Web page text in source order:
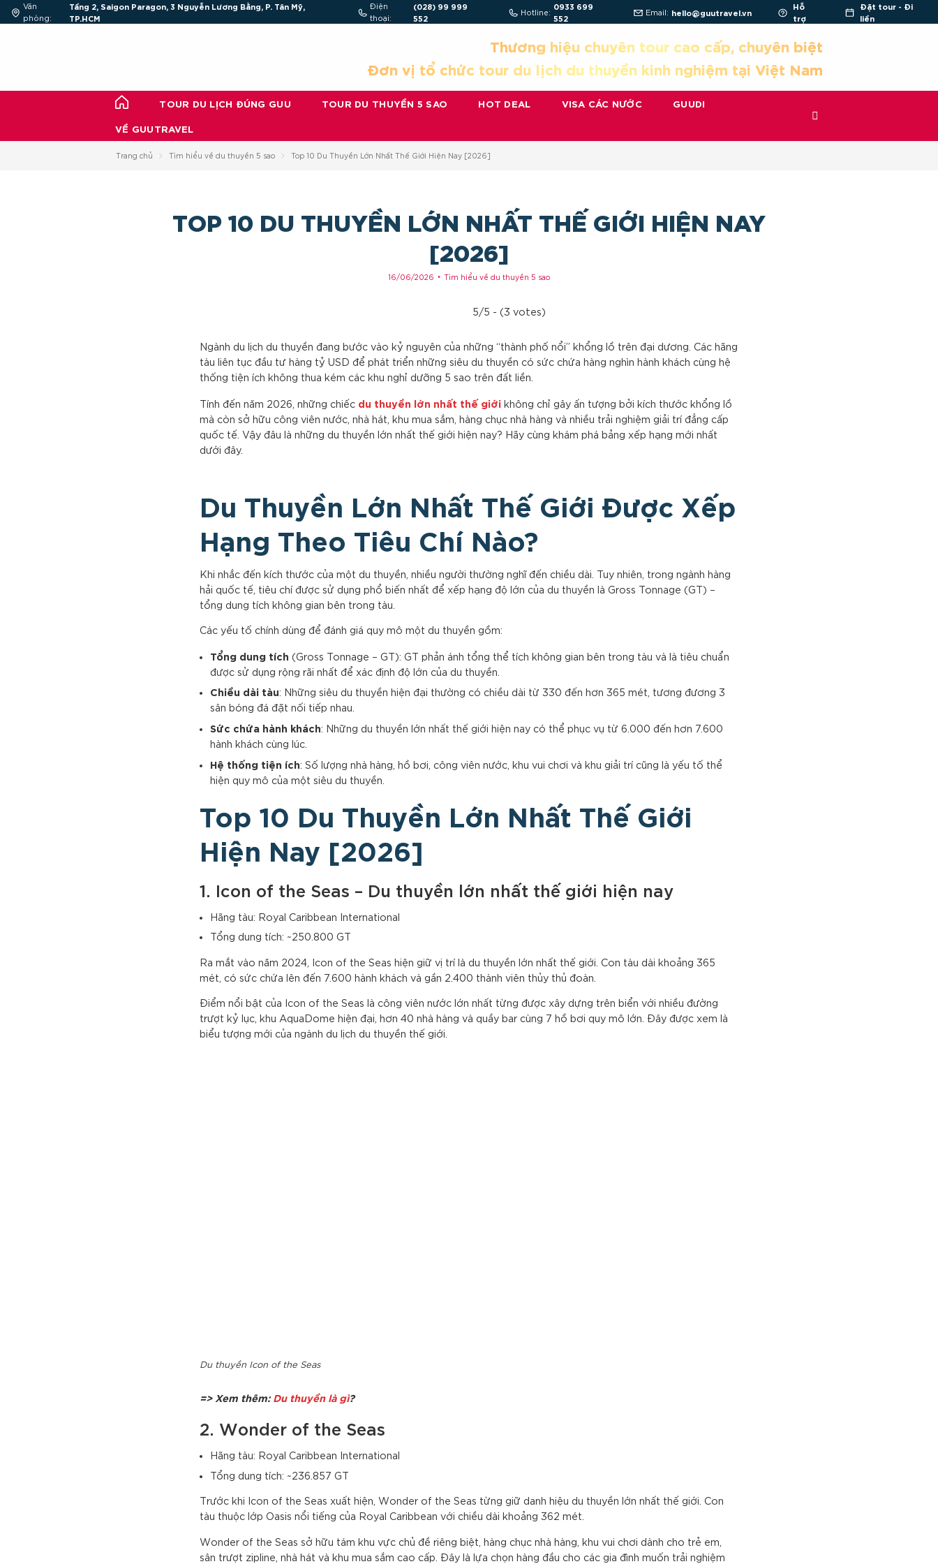
Chuyển
đến
Văn
phòng:
Tầng 2, Saigon Paragon, 3 Nguyễn Lương Bằng, P. Tân Mỹ,
TP.HCM
Điện
thoại:
(028) 99 999
552
Hotline:
0933 699
552
Email: hello@guutravel.vn
Hỗ
trợ
Đặt tour - Đi
liền
Thương hiệu chuyên tour cao cấp, chuyên biệt
Đơn vị tổ chức tour du lịch du thuyền kinh nghiệm tại Việt Nam
TOUR DU LỊCH ĐÚNG GUU TOUR DU THUYỀN 5 SAO HOT DEAL VISA CÁC NƯỚC
GUUDI
VỀ GUUTRAVEL
Trang chủ Tìm hiểu về du thuyền 5 sao Top 10 Du Thuyền Lớn Nhất Thế Giới Hiện Nay [2026]
TOP 10 DU THUYỀN LỚN NHẤT THẾ GIỚI HIỆN NAY
[2026]
16/06/2026 Tìm hiểu về du thuyền 5 sao
5/5 - (3 votes)
Ngành du lịch du thuyền đang bước vào kỷ nguyên của những “thành phố nổi” khổng lồ trên đại dương. Các hãng
tàu liên tục đầu tư hàng tỷ USD để phát triển những siêu du thuyền có sức chứa hàng nghìn hành khách cùng hệ
thống tiện ích không thua kém các khu nghỉ dưỡng 5 sao trên đất liền.
Tính đến năm 2026, những chiếc du thuyền lớn nhất thế giới không chỉ gây ấn tượng bởi kích thước khổng lồ
mà còn sở hữu công viên nước, nhà hát, khu mua sắm, hàng chục nhà hàng và nhiều trải nghiệm giải trí đẳng cấp
quốc tế. Vậy đâu là những du thuyền lớn nhất thế giới hiện nay? Hãy cùng khám phá bảng xếp hạng mới nhất
dưới đây.
Du Thuyền Lớn Nhất Thế Giới Được Xếp
Hạng Theo Tiêu Chí Nào?
Khi nhắc đến kích thước của một du thuyền, nhiều người thường nghĩ đến chiều dài. Tuy nhiên, trong ngành hàng
hải quốc tế, tiêu chí được sử dụng phổ biến nhất để xếp hạng độ lớn của du thuyền là Gross Tonnage (GT) –
tổng dung tích không gian bên trong tàu.
Các yếu tố chính dùng để đánh giá quy mô một du thuyền gồm:
Tổng dung tích (Gross Tonnage – GT): GT phản ánh tổng thể tích không gian bên trong tàu và là tiêu chuẩn
được sử dụng rộng rãi nhất để xác định độ lớn của du thuyền.
Chiều dài tàu: Những siêu du thuyền hiện đại thường có chiều dài từ 330 đến hơn 365 mét, tương đương 3
sân bóng đá đặt nối tiếp nhau.
Sức chứa hành khách: Những du thuyền lớn nhất thế giới hiện nay có thể phục vụ từ 6.000 đến hơn 7.600
hành khách cùng lúc.
Hệ thống tiện ích: Số lượng nhà hàng, hồ bơi, công viên nước, khu vui chơi và khu giải trí cũng là yếu tố thể
hiện quy mô của một siêu du thuyền.
Top 10 Du Thuyền Lớn Nhất Thế Giới
Hiện Nay [2026]
1. Icon of the Seas – Du thuyền lớn nhất thế giới hiện nay
Hãng tàu: Royal Caribbean International
Tổng dung tích: ~250.800 GT
Ra mắt vào năm 2024, Icon of the Seas hiện giữ vị trí là du thuyền lớn nhất thế giới. Con tàu dài khoảng 365
mét, có sức chứa lên đến 7.600 hành khách và gần 2.400 thành viên thủy thủ đoàn.
Điểm nổi bật của Icon of the Seas là công viên nước lớn nhất từng được xây dựng trên biển với nhiều đường
trượt kỷ lục, khu AquaDome hiện đại, hơn 40 nhà hàng và quầy bar cùng 7 hồ bơi quy mô lớn. Đây được xem là
biểu tượng mới của ngành du lịch du thuyền thế giới.
Du thuyền Icon of the Seas
=> Xem thêm: Du thuyền là gì?
2. Wonder of the Seas
Hãng tàu: Royal Caribbean International
Tổng dung tích: ~236.857 GT
Trước khi Icon of the Seas xuất hiện, Wonder of the Seas từng giữ danh hiệu du thuyền lớn nhất thế giới. Con
tàu thuộc lớp Oasis nổi tiếng của Royal Caribbean với chiều dài khoảng 362 mét.
Wonder of the Seas sở hữu tám khu vực chủ đề riêng biệt, hàng chục nhà hàng, khu vui chơi dành cho trẻ em,
sân trượt zipline, nhà hát và khu mua sắm cao cấp. Đây là lựa chọn hàng đầu cho các gia đình muốn trải nghiệm